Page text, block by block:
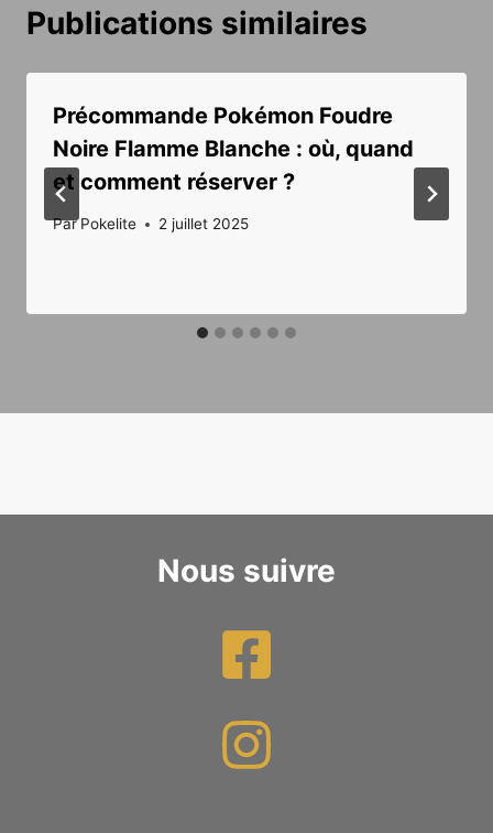
Publications similaires
Précommande Pokémon Foudre
Noire Flamme Blanche : où, quand
et comment réserver ?
Par Pokelite 2 juillet 2025
Nous suivre